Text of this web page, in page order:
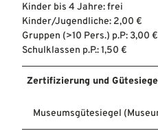
Kinder bis 4 Jahre: frei
Kinder/Jugendliche: 2,00 €
Gruppen (>10 Pers.) p.P: 3,00 €
Schulklassen p.P.: 1,50 €
Zertifizierung und
Museumsgütesiegel